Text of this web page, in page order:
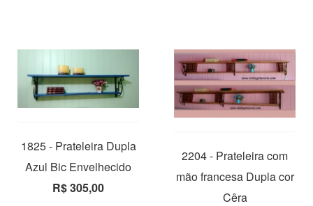
1825 - Prateleira Dupla
Azul Bic Envelhecido
R$ 305,00
2204 - Prateleira com
mão francesa Dupla cor
Cêra